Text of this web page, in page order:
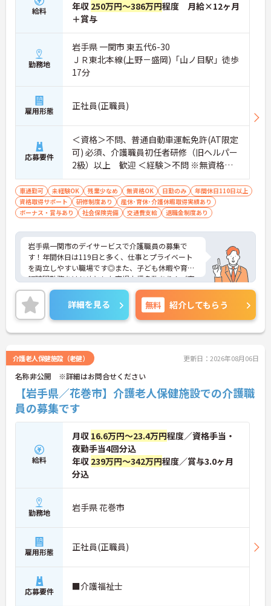
をつけて働ける環境です】
・身体への負担が少ない夜勤なしの勤務で年間休日
119日がしっかりと確保されています
・毎月1日付与されるリフレッシュ休暇と有給を組
み合わせて連休を取得しプライベートを満喫できま
す
・子育てサポート企業として「くるみん認定」を取
得しており未就学児向けのこども休暇など支援体制
が万全です
【賞与実績最大185万円◎大手法人ならではの手厚
の賞与や配偶者・お子様への手厚い扶養手当を支給
しています
・宿泊費補助などが受けられる独自の「ツクイPLU
・社内規定の範囲内で髪色や髪型をはじめネイルや
まつげエクステが自由であり自分らしさを大切に働
けます
【有資格者のキャリアパス！手厚いチューター制度
・入社後1年間は専門のチューター（指導担当者）
がマンツーマンで手厚くフォローするため新しい環
境でも安心です
・資格手当の支給や公的資格取得・自己啓発支援制
度を通じて有資格者のさらなるステップアップを後
押しします
・階層別研修や所属先以外の事業所で行う交換研修
など豊富な教育プログラムで専門職としての成長を
給料
年収 250万円～386万円程度 月給×12ヶ月
＋賞与
勤務地
岩手県 一関市 東五代6-30
ＪＲ東北本線(上野－盛岡)「山ノ目駅」徒歩
17分
雇用形態 正社員(正職員)
応募要件
＜資格＞不問、普通自動車運転免許(AT限定
可) 必須、介護職員初任者研修（旧ヘルパー
2級）以上 歓迎 ＜経験＞不問 ※無資格者:
入社半年以内に会社負担で認知症介護基礎
研修受講
車通勤可 未経験OK 残業少なめ 無資格OK 日勤のみ
年間休日110日以上
資格取得サポート
研修制度あり
産休･育休･介護休暇取得実績あり
ボーナス・賞与あり
社会保険完備 交通費支給 退職金制度あり
岩手県一関市のデイサービスで介護職員の募集で
す！年間休日は119日と多く、仕事とプライベート
を両立しやすい職場です◎また、子ども休暇や育児
短時間勤務をはじめとした育児支援多数あり！ご家
族がいる方でも安心して働くことができます！資格
取得支援制度や研修受講支援制度など、働きながら
スキルアップを目指せる環境が整っているのも嬉し
いポイント♪ご興味のある方は面接ポイントをお伝
えしますので、お気軽にご連絡ください！
詳細を見る 無料 紹介してもらう
介護老人保健施設（老健） 更新日：2026年08月06日
名称非公開 ※詳細はお問合せください
【岩手県／花巻市】介護老人保健施設での介護職
員の募集です
給料
月収 16.6万円～23.4万円程度／資格手当・
夜勤手当4回分込
年収 239万円～342万円程度／賞与3.0ヶ月
分込
勤務地 岩手県 花巻市
雇用形態 正社員(正職員)
応募要件 ■介護福祉士